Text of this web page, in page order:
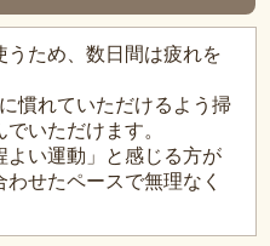
ため、数日間は疲れを
慣れていただけるよう掃
いただけます。
よい運動」と感じる方が
せたペースで無理なく